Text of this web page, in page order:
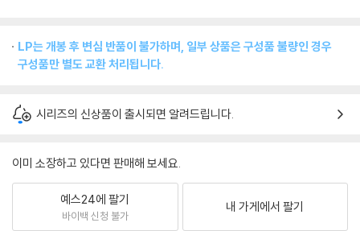
LP는 개봉 후 변심 반품이 불가하며, 일부 상품은 구성품 불량인 경우
구성품만 별도 교환 처리됩니다.
시리즈의 신상품이 출시되면 알려드립니다.
이미 소장하고 있다면 판매해 보세요.
예스24에 팔기
바이백 신청 불가
내 가게에서 팔기